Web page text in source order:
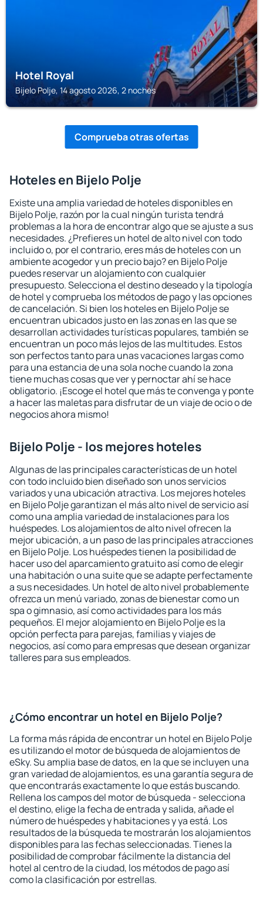
Hotel Royal
Bijelo Polje, 14 agosto 2026, 2 noches
Comprueba otras ofertas
Hoteles en Bijelo Polje
Existe una amplia variedad de hoteles disponibles en
Bijelo Polje, razón por la cual ningún turista tendrá
problemas a la hora de encontrar algo que se ajuste a sus
necesidades. ¿Prefieres un hotel de alto nivel con todo
incluido o, por el contrario, eres más de hoteles con un
ambiente acogedor y un precio bajo? en Bijelo Polje
puedes reservar un alojamiento con cualquier
presupuesto. Selecciona el destino deseado y la tipología
de hotel y comprueba los métodos de pago y las opciones
de cancelación. Si bien los hoteles en Bijelo Polje se
encuentran ubicados justo en las zonas en las que se
desarrollan actividades turísticas populares, también se
encuentran un poco más lejos de las multitudes. Estos
son perfectos tanto para unas vacaciones largas como
para una estancia de una sola noche cuando la zona
tiene muchas cosas que ver y pernoctar ahí se hace
obligatorio. ¡Escoge el hotel que más te convenga y ponte
a hacer las maletas para disfrutar de un viaje de ocio o de
negocios ahora mismo!
Bijelo Polje - los mejores hoteles
Algunas de las principales características de un hotel
con todo incluido bien diseñado son unos servicios
variados y una ubicación atractiva. Los mejores hoteles
en Bijelo Polje garantizan el más alto nivel de servicio así
como una amplia variedad de instalaciones para los
huéspedes. Los alojamientos de alto nivel ofrecen la
mejor ubicación, a un paso de las principales atracciones
en Bijelo Polje. Los huéspedes tienen la posibilidad de
hacer uso del aparcamiento gratuito así como de elegir
una habitación o una suite que se adapte perfectamente
a sus necesidades. Un hotel de alto nivel probablemente
ofrezca un menú variado, zonas de bienestar como un
spa o gimnasio, así como actividades para los más
pequeños. El mejor alojamiento en Bijelo Polje es la
opción perfecta para parejas, familias y viajes de
negocios, así como para empresas que desean organizar
talleres para sus empleados.
¿Cómo encontrar un hotel en Bijelo Polje?
La forma más rápida de encontrar un hotel en Bijelo Polje
es utilizando el motor de búsqueda de alojamientos de
eSky. Su amplia base de datos, en la que se incluyen una
gran variedad de alojamientos, es una garantía segura de
que encontrarás exactamente lo que estás buscando.
Rellena los campos del motor de búsqueda - selecciona
el destino, elige la fecha de entrada y salida, añade el
número de huéspedes y habitaciones y ya está. Los
resultados de la búsqueda te mostrarán los alojamientos
disponibles para las fechas seleccionadas. Tienes la
posibilidad de comprobar fácilmente la distancia del
hotel al centro de la ciudad, los métodos de pago así
como la clasificación por estrellas.